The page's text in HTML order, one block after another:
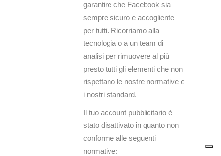
garantire che Facebook sia
sempre sicuro e accogliente
per tutti. Ricorriamo alla
tecnologia o a un team di
analisi per rimuovere al più
presto tutti gli elementi che non
rispettano le nostre normative e
i nostri standard.
Il tuo account pubblicitario è
stato disattivato in quanto non
conforme alle seguenti
normative: